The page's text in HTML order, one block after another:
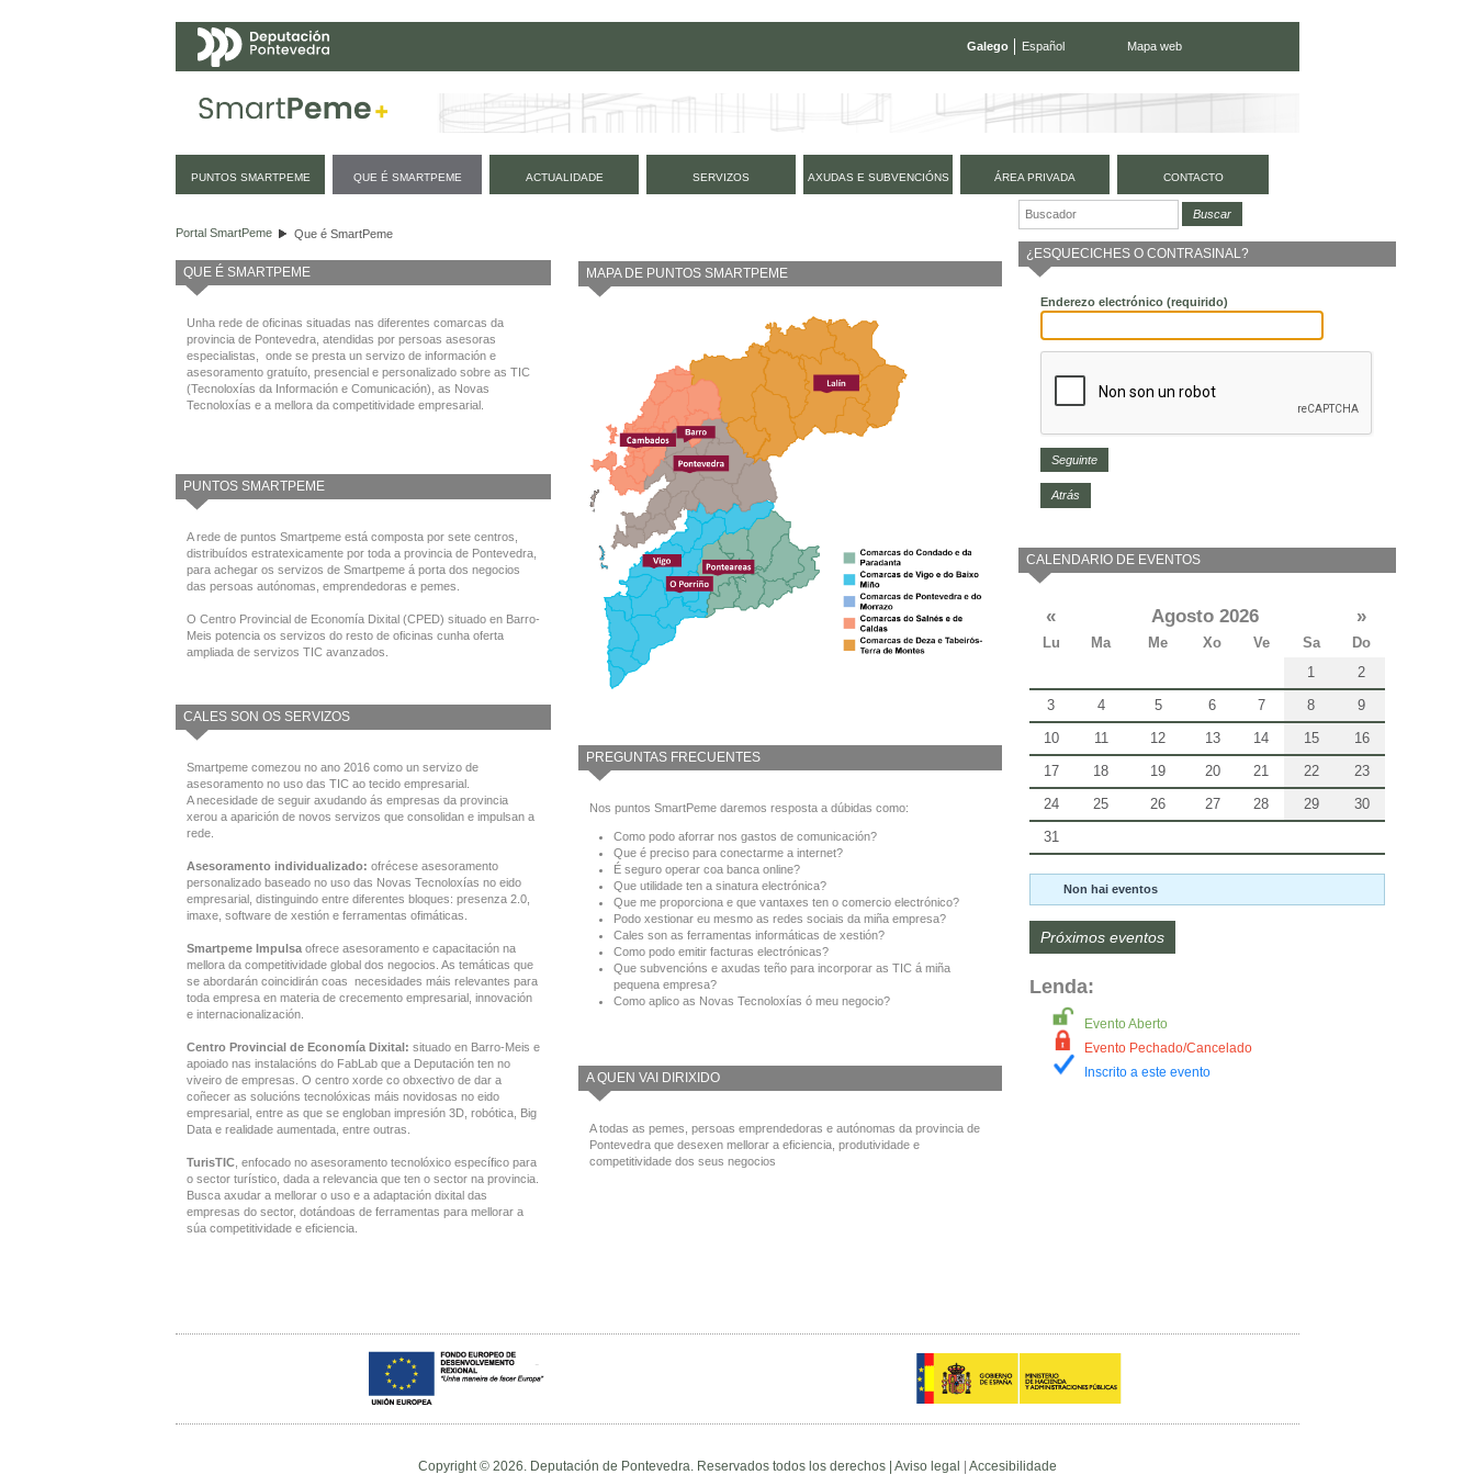
Galego Español Mapa web
PUNTOS SMARTPEME QUE É SMARTPEME ACTUALIDADE SERVIZOS AXUDAS E SUBVENCIÓNS ÁREA PRIVADA CONTACTO
Portal SmartPeme Que é SmartPeme
QUE É SMARTPEME
Unha rede de oficinas situadas nas diferentes comarcas da
provincia de Pontevedra, atendidas por persoas asesoras
especialistas, onde se presta un servizo de información e
asesoramento gratuíto, presencial e personalizado sobre as TIC
(Tecnoloxías da Información e Comunicación), as Novas
Tecnoloxías e a mellora da competitividade empresarial.
PUNTOS SMARTPEME
A rede de puntos Smartpeme está composta por sete centros,
distribuídos estratexicamente por toda a provincia de Pontevedra,
para achegar os servizos de Smartpeme á porta dos negocios
das persoas autónomas, emprendedoras e pemes.
O Centro Provincial de Economía Dixital (CPED) situado en Barro-
Meis potencia os servizos do resto de oficinas cunha oferta
ampliada de servizos TIC avanzados.
CALES SON OS SERVIZOS
Smartpeme comezou no ano 2016 como un servizo de
asesoramento no uso das TIC ao tecido empresarial.
A necesidade de seguir axudando ás empresas da provincia
xerou a aparición de novos servizos que consolidan e impulsan a
rede.
Asesoramento individualizado: ofrécese asesoramento
personalizado baseado no uso das Novas Tecnoloxías no eido
empresarial, distinguindo entre diferentes bloques: presenza 2.0,
imaxe, software de xestión e ferramentas ofimáticas.
Smartpeme Impulsa ofrece asesoramento e capacitación na
mellora da competitividade global dos negocios. As temáticas que
se abordarán coincidirán coas necesidades máis relevantes para
toda empresa en materia de crecemento empresarial, innovación
e internacionalización.
Centro Provincial de Economía Dixital: situado en Barro-Meis e
apoiado nas instalacións do FabLab que a Deputación ten no
viveiro de empresas. O centro xorde co obxectivo de dar a
coñecer as solucións tecnolóxicas máis novidosas no eido
empresarial, entre as que se engloban impresión 3D, robótica, Big
Data e realidade aumentada, entre outras.
TurisTIC , enfocado no asesoramento tecnolóxico específico para
o sector turístico, dada a relevancia que ten o sector na provincia.
Busca axudar a mellorar o uso e a adaptación dixital das
empresas do sector, dotándoas de ferramentas para mellorar a
súa competitividade e eficiencia.
MAPA DE PUNTOS SMARTPEME
PREGUNTAS FRECUENTES
Nos puntos SmartPeme daremos resposta a dúbidas como:
Como podo aforrar nos gastos de comunicación?
Que é preciso para conectarme a internet?
É seguro operar coa banca online?
Que utilidade ten a sinatura electrónica?
Que me proporciona e que vantaxes ten o comercio electrónico?
Podo xestionar eu mesmo as redes sociais da miña empresa?
Cales son as ferramentas informáticas de xestión?
Como podo emitir facturas electrónicas?
Que subvencións e axudas teño para incorporar as TIC á miña
pequena empresa?
Como aplico as Novas Tecnoloxías ó meu negocio?
A QUEN VAI DIRIXIDO
A todas as pemes, persoas emprendedoras e autónomas da provincia de
Pontevedra que desexen mellorar a eficiencia, produtividade e
competitividade dos seus negocios
¿ESQUECICHES O CONTRASINAL?
Enderezo electrónico (requirido)
Atrás
CALENDARIO DE EVENTOS
« Agosto 2026 »
Lu Ma Me Xo Ve Sa
Do
1
2
3
4 5 6 7 8
9
10
11 12 13 14 15
16
17
18 19 20 21 22
23
24
25 26 27 28 29
30
31
Non hai eventos
Próximos eventos
Lenda:
Evento Aberto
Evento Pechado/Cancelado
Inscrito a este evento
Copyright © 2026. Deputación de Pontevedra. Reservados todos los derechos | Aviso legal Accesibilidade